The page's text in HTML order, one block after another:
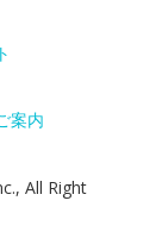
案内
All Right